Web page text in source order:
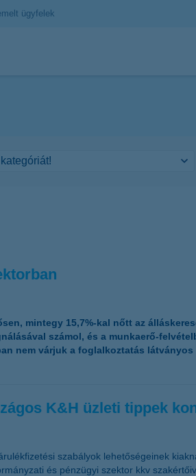
ügyfelek
mintegy 15,7%-kal nőtt az
számol, és a munkaerő-
nem várjuk a foglalkoztatás
K&H üzleti tippek
szabályok lehetőségeinek
és pénzügyi szektor kkv